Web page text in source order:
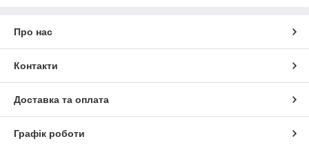
Про нас
Контакти
Доставка та оплата
Графік роботи